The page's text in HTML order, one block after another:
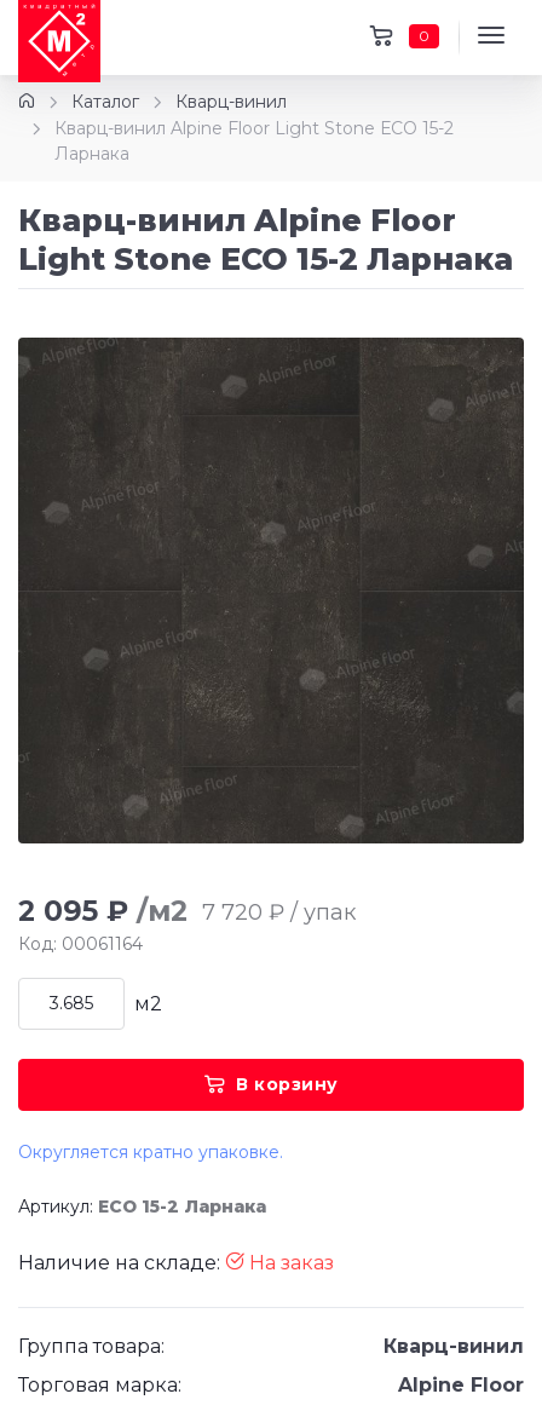
0
Каталог
Кварц-винил
Кварц-винил Alpine Floor Light Stone ЕСО 15-2
Ларнака
Кварц-винил Alpine Floor
Light Stone ЕСО 15-2 Ларнака
2 095 ₽ /м2 7 720 ₽ / упак
Код: 00061164
м2
В корзину
Округляется кратно упаковке.
Артикул: ЕСО 15-2 Ларнака
Наличие на складе: На заказ
Группа товара:
Кварц-винил
Торговая марка:
Alpine Floor